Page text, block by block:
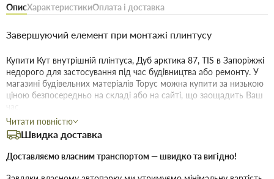
ОписХарактеристикиОплата і доставка
Завершуючий елемент при монтажі плинтусу
Купити Кут внутрішній плінтуса, Дуб арктика 87, TIS в Запоріжжі
недорого для застосування під час будівництва або ремонту. У
магазині будівельних матеріалів Торус можна купити за низькою
ціною безпосередньо на складі або на сайті, що заощадить Ваш
Переваги нашого інтернет-магазину будматеріалів не тільки в
ціні!
Якість без посередників:Ми пропонуємо купити товари
дійсно високої якості, і для цього укладаємо договори з
Читати повністю
Швидка доставка
Доставляємо власним транспортом — швидко та вигідно!